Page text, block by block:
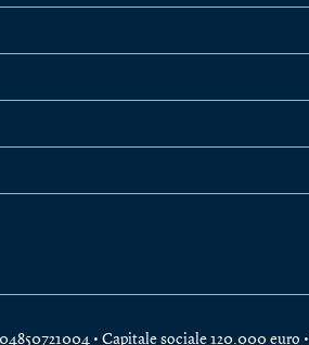
• Capitale sociale 120.000 euro •